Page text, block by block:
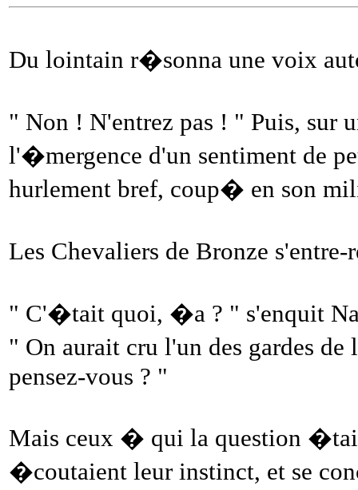
Du lointain r�sonna une voix
" Non ! N'entrez pas ! " Puis,
l'�mergence d'un sentiment de
hurlement bref, coup� en son
Les Chevaliers de Bronze
" C'�tait quoi, �a ? " s'enquit
" On aurait cru l'un des gardes
pensez-vous ? "
Mais ceux � qui la question
�coutaient leur instinct, et se